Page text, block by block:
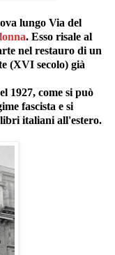
lungo Via del
. Esso risale al
nel restauro di un
(XVI secolo) già
1927, come si può
fascista e si
italiani all'estero.